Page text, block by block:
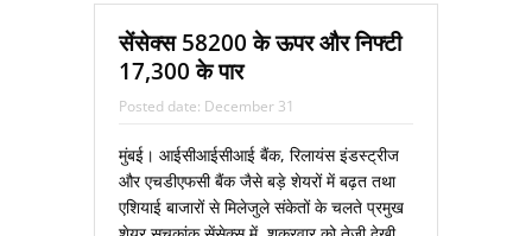
सेंसेक्स 58200 के ऊपर और निफ्टी
17,300 के पार
Posted date: December 31
मुंबई। आईसीआईसीआई बैंक, रिलायंस इंडस्ट्रीज
और एचडीएफसी बैंक जैसे बड़े शेयरों में बढ़त तथा
एशियाई बाजारों से मिलेजुले संकेतों के चलते प्रमुख